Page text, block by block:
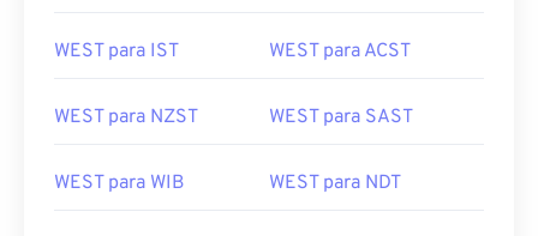
WEST para IST WEST para ACST
WEST para NZST WEST para SAST
WEST para WIB WEST para NDT